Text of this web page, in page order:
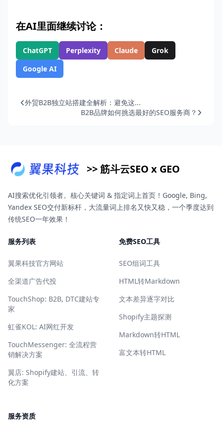
在AI里面继续讨论：
ChatGPT Perplexity Claude
Grok
Google AI
外贸B2B独立站搭建全解析：避免这...
B2B品牌如何挑选最好的SEO服务商？
>> 筋斗云SEO x GEO
AI搜索优化引领者。核心关键词 & 指定词上首页！Google, Bing,
Yandex SEO交付新标杆，大流量词上排名又快又稳，一个季度达到
传统SEO一年效果！
服务列表
翼果科技官方网站
全渠道广告代投
TouchShop: B2B, DTC建站专
家
虹雀KOL: AI网红开发
TouchMessenger: 全流程营
销解决方案
翼店: Shopify建站、引流、转
化方案
免费SEO工具
SEO组词工具
HTML转Markdown
文本差异逐字对比
Shopify主题探测
Markdown转HTML
富文本转HTML
服务资质